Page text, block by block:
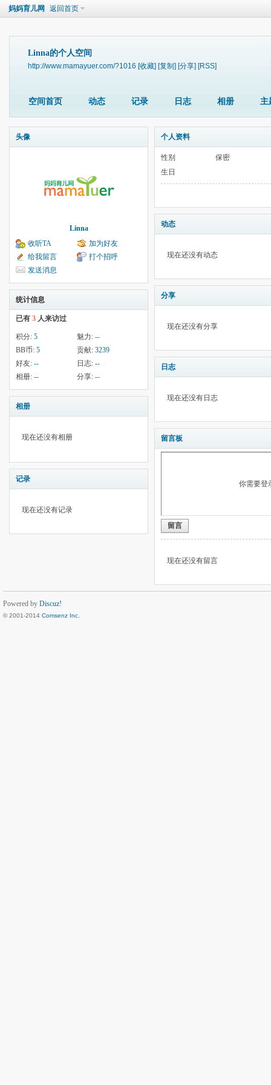
妈妈育儿网 返回首页
Linna的个人空间
http://www.mamayuer.com/?1016 [收藏] [复制] [分享] [RSS]
空间首页 动态 记录 日志 相册 主
头像
Linna
收听TA
加为好友
给我留言
打个招呼
发送消息
统计信息
已有 3 人来访过
积分: 5 魅力:--
BB币: 5 贡献:3239
好友: -- 日志:--
相册: -- 分享:--
相册
现在还没有相册
记录
现在还没有记录
个人资料
性别
保密
生日
动态
现在还没有动态
分享
现在还没有分享
日志
现在还没有日志
留言板
你需要登
留言
现在还没有留言
Powered by Discuz!
© 2001-2014 Comsenz Inc.